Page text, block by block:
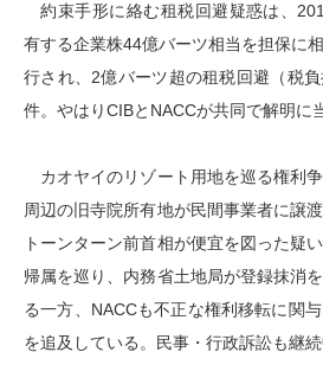
約束手形に絡む租税回避疑惑は、
有する企業株44億バーツ相当を担保に
行され、2億バーツ超の租税回避（税
件。やはりCIBとNACCが共同で解明に
カオヤイのリゾート用地を巡る権利
周辺の旧寺院所有地が民間事業者に譲
トーンターン前首相が便宜を図った疑
帰属を巡り、内務省土地局が登録抹消
る一方、NACCも不正な権利移転に関
を追及している。民事・行政訴訟も継続